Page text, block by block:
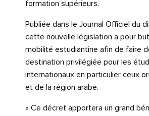
formation supérieurs.
Publiée dans le Journal Officiel du
cette nouvelle législation a pour but
mobilité estudiantine afin de faire
destination privilégiée pour les
internationaux en particulier ceux
et de la région arabe.
« Ce décret apportera un grand